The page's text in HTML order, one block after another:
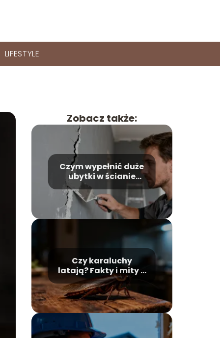
LIFESTYLE
Zobacz także:
Czym wypełnić duże
ubytki w ścianie
wewnętrznej?
Poradnik krok po
kroku
Czy karaluchy
latają? Fakty i mity o
tych owadach